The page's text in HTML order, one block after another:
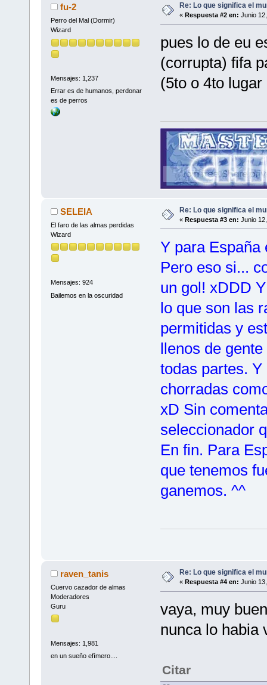
fu-2
Perro del Mal (Dormir)
Wizard
Mensajes: 1,237
Errar es de humanos, perdonar
es de perros
Re: Lo que significa el
« Respuesta #2 en: Junio
pues lo de eu
(corrupta) fifa
(5to o 4to
SELEIA
El faro de las almas perdidas
Wizard
Mensajes: 924
Bailemos en la oscuridad
Re: Lo que significa el
« Respuesta #3 en: Junio
Y para España
Pero eso si...
un gol! xDDD
lo que son las
permitidas y
llenos de
todas partes.
chorradas
xD Sin
seleccionador
En fin. Para
que tenemos
ganemos. ^^
raven_tanis
Cuervo cazador de almas
Moderadores
Guru
Mensajes: 1,981
en un sueño efímero....
Re: Lo que significa el
« Respuesta #4 en: Junio
vaya, muy
nunca lo habia
Citar